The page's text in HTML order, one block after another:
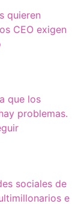
quieren
CEO exigen
que los
problemas.
sociales de
e